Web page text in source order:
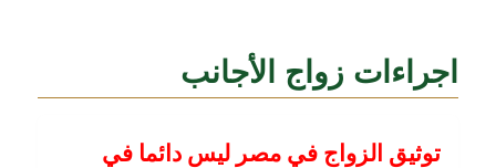
اجراءات زواج الأجانب
توثيق الزواج في مصر ليس دائما في